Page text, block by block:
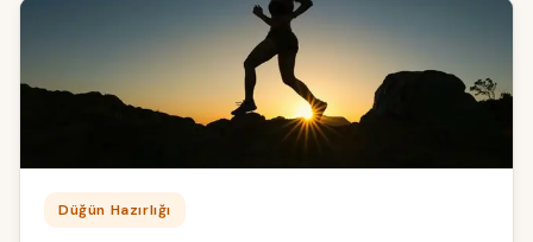
Kategori:
Düğün Hazırlığı